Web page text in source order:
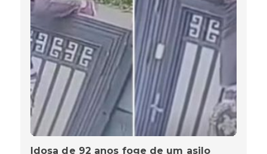
Idosa de 92 anos foge de um asilo